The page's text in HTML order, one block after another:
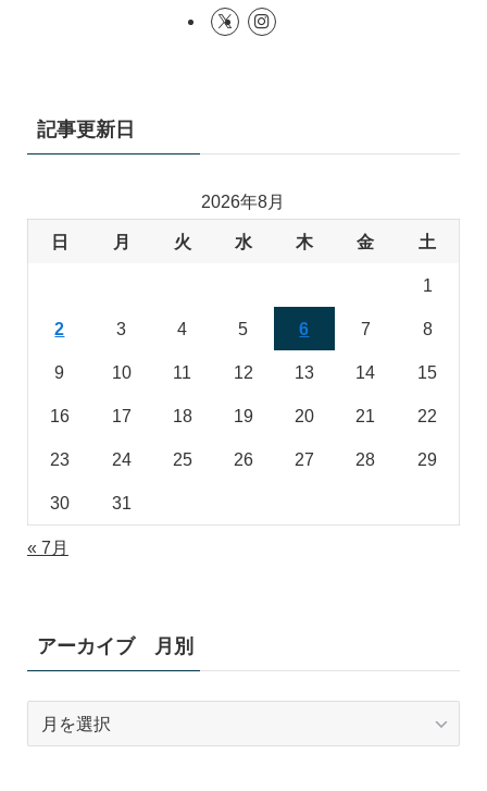
記事更新日
2026年8月
日 月 火 水 木 金 土
1
2 3 4 5 6 7 8
9 10 11 12 13 14 15
16 17 18 19 20 21 22
23 24 25 26 27 28 29
30 31
« 7月
アーカイブ 月別